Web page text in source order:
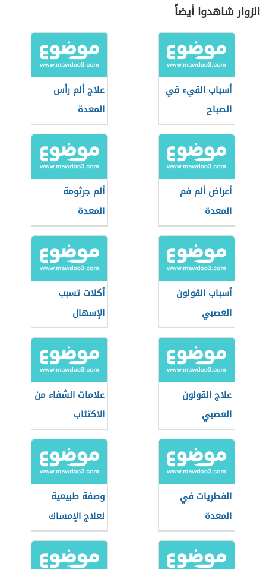
الزوار شاهدوا أيضاً
أسباب القيء في
الصباح
علاج ألم رأس
المعدة
أعراض ألم فم
المعدة
ألم جرثومة
المعدة
أسباب القولون
العصبي
أكلات تسبب
الإسهال
علاج القولون
العصبي
علامات الشفاء من
الاكتئاب
الفطريات في
المعدة
وصفة طبيعية
لعلاج الإمساك